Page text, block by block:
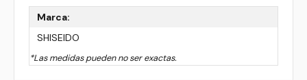
Marca:
SHISEIDO
*Las medidas pueden no ser exactas.